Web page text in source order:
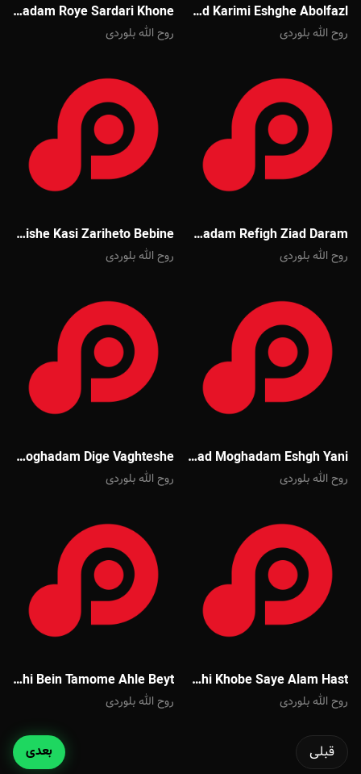
Mahmoud Karimi Eshghe Abolfazl
روح الله بلوردی
Javad Moghadam Roye Sardari Khone
روح الله بلوردی
Javad Moghadam Refigh Ziad Daram
روح الله بلوردی
Javad Moghadam Mishe Kasi Zariheto Bebine
روح الله بلوردی
Javad Moghadam Eshgh Yani
روح الله بلوردی
Javad Moghadam Dige Vaghteshe
روح الله بلوردی
Hossien Sibsorkhi Khobe Saye Alam Hast
روح الله بلوردی
Hossien Sibsorkhi Bein Tamome Ahle Beyt
روح الله بلوردی
قبلی بعدی